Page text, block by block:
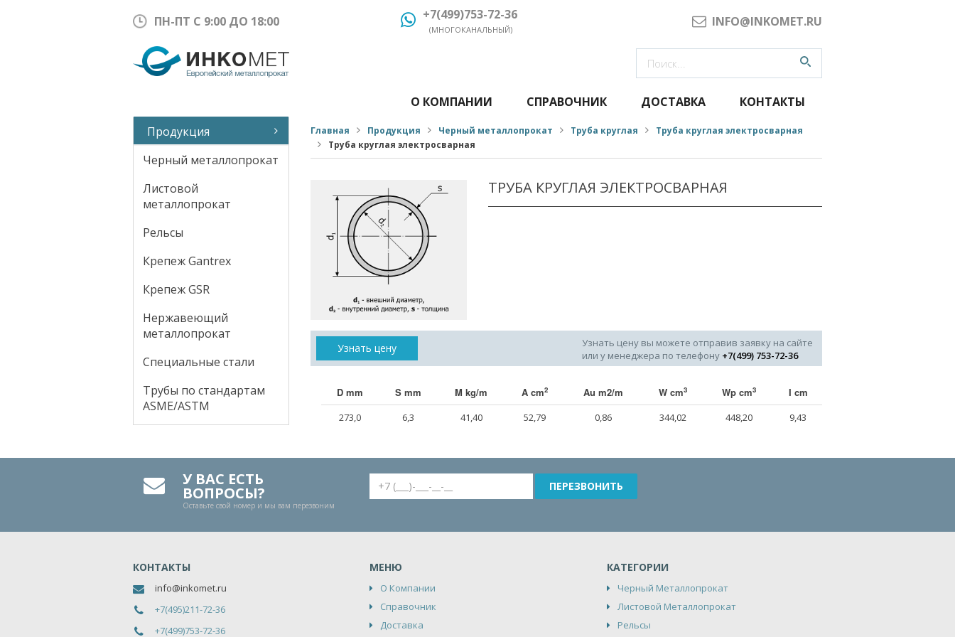
ПН-ПТ С 9:00 ДО 18:00 +7(499)753-72-36
(МНОГОКАНАЛЬНЫЙ)
INFO@INKOMET.RU
Продукция
Черный металлопрокат
Листовой
металлопрокат
Рельсы
Крепеж Gantrex
Крепеж GSR
Нержавеющий
металлопрокат
Специальные стали
Трубы по стандартам
ASME/ASTM
О КОМПАНИИ СПРАВОЧНИК ДОСТАВКА КОНТАКТЫ
Главная Продукция Черный металлопрокат Труба круглая
Труба круглая электросварная
Труба круглая электросварная
ТРУБА КРУГЛАЯ ЭЛЕКТРОСВАРНАЯ
Узнать цену
Узнать цену вы можете отправив заявку на сайте
или у менеджера по телефону +7(499) 753-72-36
D mm S mm M kg/m A cm2 Au m2/m W cm3 Wp cm3 I cm
273,0 6,3 41,40 52,79 0,86 344,02 448,20 9,43
У ВАС ЕСТЬ
ВОПРОСЫ?
Оставьте свой номер и мы вам перезвоним
КОНТАКТЫ
info@inkomet.ru
+7(495)211-72-36
+7(499)753-72-36
МЕНЮ
О Компании
Справочник
Доставка
КАТЕГОРИИ
Черный Металлопрокат
Листовой Металлопрокат
Рельсы